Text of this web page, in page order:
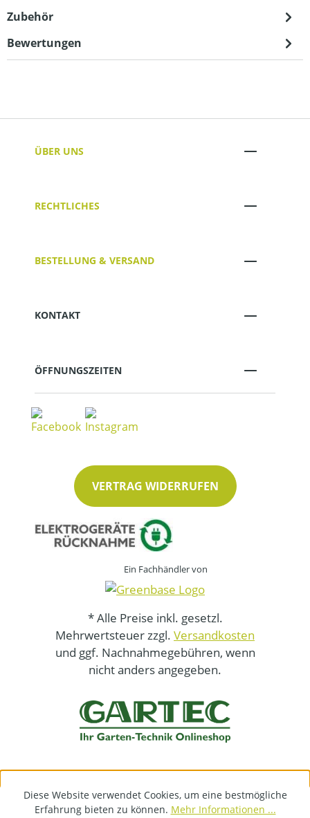
Zubehör
Bewertungen
ÜBER UNS
RECHTLICHES
BESTELLUNG & VERSAND
KONTAKT
ÖFFNUNGSZEITEN
VERTRAG WIDERRUFEN
Ein Fachhändler von
* Alle Preise inkl. gesetzl.
Mehrwertsteuer zzgl. Versandkosten
und ggf. Nachnahmegebühren, wenn
nicht anders angegeben.
Diese Website verwendet Cookies, um eine bestmögliche
Erfahrung bieten zu können. Mehr Informationen ...